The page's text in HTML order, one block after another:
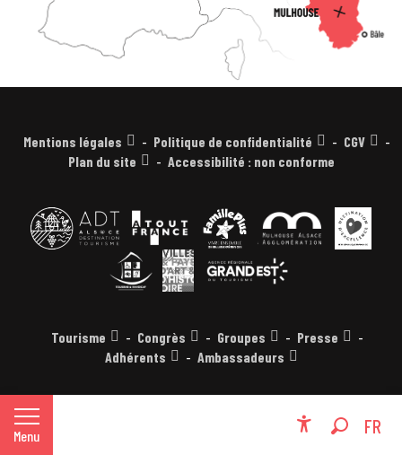
Menu FR
EN
Mentions légales Politique de confidentialité
CGV
Plan du site
Accessibilité : non conforme
Tourisme Congrès Groupes
Presse
Adhérents
Ambassadeurs